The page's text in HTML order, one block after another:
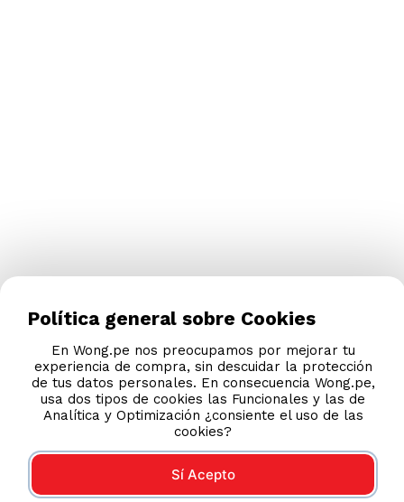
Política general sobre Cookies
En Wong.pe nos preocupamos por mejorar tu
experiencia de compra, sin descuidar la protección
de tus datos personales. En consecuencia Wong.pe,
usa dos tipos de cookies las Funcionales y las de
Analítica y Optimización ¿consiente el uso de las
cookies?
Sí Acepto